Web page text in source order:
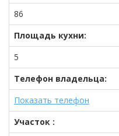
86
Площадь кухни:
5
Телефон владельца:
Показать телефон
Участок :